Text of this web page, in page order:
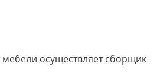
осуществляет сборщик